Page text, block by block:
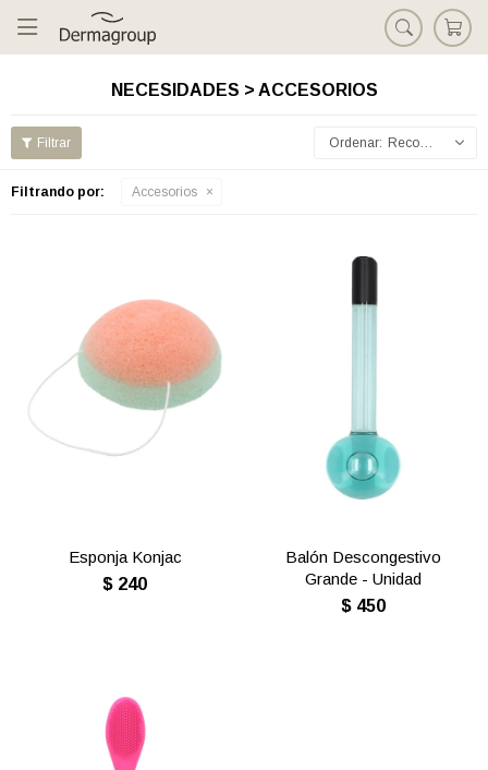

NECESIDADES > ACCESORIOS
Recomendados
Filtrando por: Accesorios
Esponja Konjac
$ 240
Balón Descongestivo
Grande - Unidad
$ 450